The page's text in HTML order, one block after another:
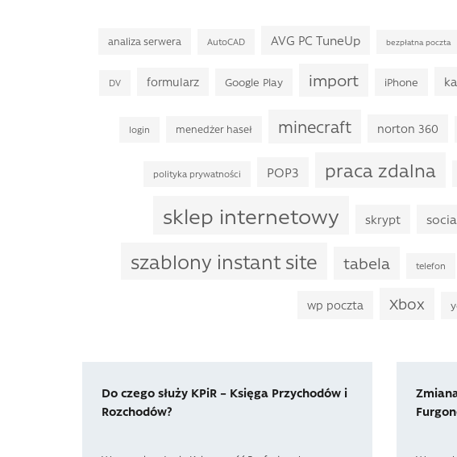
analiza serwera AutoCAD AVG PC TuneUp bezpłatna poczta
DV formularz Google Play import iPhone
login menedżer haseł minecraft norton 360
polityka prywatności POP3 praca zdalna
sklep internetowy skrypt
szablony instant site tabela telefon
wp poczta Xbox
Do czego służy KPiR – Księga Przychodów i
Rozchodów?